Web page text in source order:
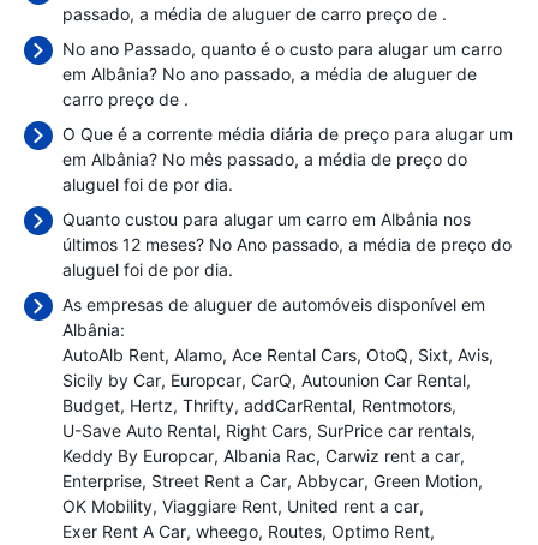
passado, a média de aluguer de carro preço de .
No ano Passado, quanto é o custo para alugar um carro
em Albânia? No ano passado, a média de aluguer de
carro preço de .
O Que é a corrente média diária de preço para alugar um
em Albânia? No mês passado, a média de preço do
aluguel foi de por dia.
Quanto custou para alugar um carro em Albânia nos
últimos 12 meses? No Ano passado, a média de preço do
aluguel foi de por dia.
As empresas de aluguer de automóveis disponível em
Albânia:
AutoAlb Rent Alamo Ace Rental Cars OtoQ Sixt Avis
Sicily by Car Europcar CarQ Autounion Car Rental
Budget Hertz Thrifty addCarRental Rentmotors
U-Save Auto Rental Right Cars SurPrice car rentals
Keddy By Europcar Albania Rac Carwiz rent a car
Enterprise Street Rent a Car Abbycar Green Motion
OK Mobility Viaggiare Rent United rent a car
Exer Rent A Car wheego Routes Optimo Rent